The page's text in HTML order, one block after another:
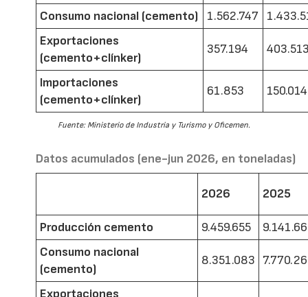
Consumo nacional (cemento)
1.562.747
Exportaciones
(cemento+clínker)
357.194
Importaciones
(cemento+clínker)
61.853 150.014
Fuente: Ministerio de Industria y Turismo y Oficemen.
Datos acumulados (ene-jun 2026, en toneladas)
2026 2025
Producción cemento 9.459.655
Consumo nacional
(cemento)
8.351.083